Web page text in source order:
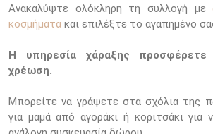
Ανακαλύψτε ολόκληρη τη συλλογή με
κοσμήματα και επιλέξτε το αγαπημένο
Η υπηρεσία χάραξης προσφέρετε
χρέωση.
Μπορείτε να γράψετε στα σχόλια της
για μαμά από αγοράκι ή κοριτσάκι για